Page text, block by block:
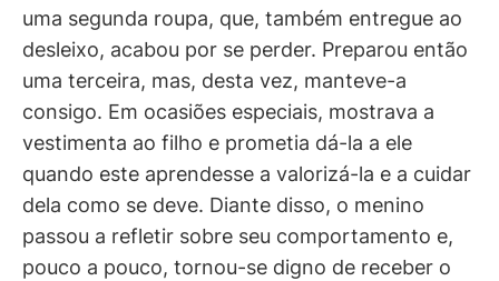
uma segunda roupa, que, também entregue ao
desleixo, acabou por se perder. Preparou então
uma terceira, mas, desta vez, manteve-a
consigo. Em ocasiões especiais, mostrava a
vestimenta ao filho e prometia dá-la a ele
quando este aprendesse a valorizá-la e a cuidar
dela como se deve. Diante disso, o menino
passou a refletir sobre seu comportamento e,
pouco a pouco, tornou-se digno de receber o